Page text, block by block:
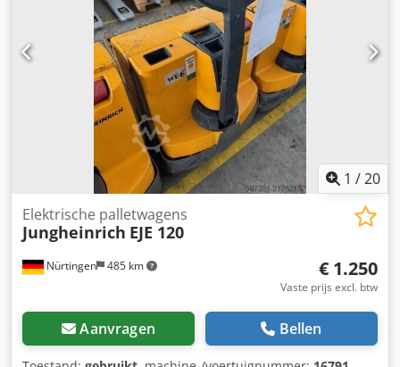
1 /20
Nürtingen 485 km
Elektrische palletwagens
Jungheinrich EJE 120
€ 1.250
Vaste prijs excl. btw
Aanvragen Bellen